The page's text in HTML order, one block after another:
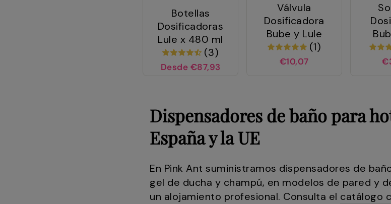
Botellas
Dosificadoras
Lule x 480 ml
(3)
Desde €87,93
Válvula
Dosificadora
Bube y Lule
(1)
€10,07
Dispensadores de baño para
España y la UE
En Pink Ant suministramos dispensadores de
gel de ducha y champú, en modelos de pared y
un alojamiento profesional. Consulta el catálogo